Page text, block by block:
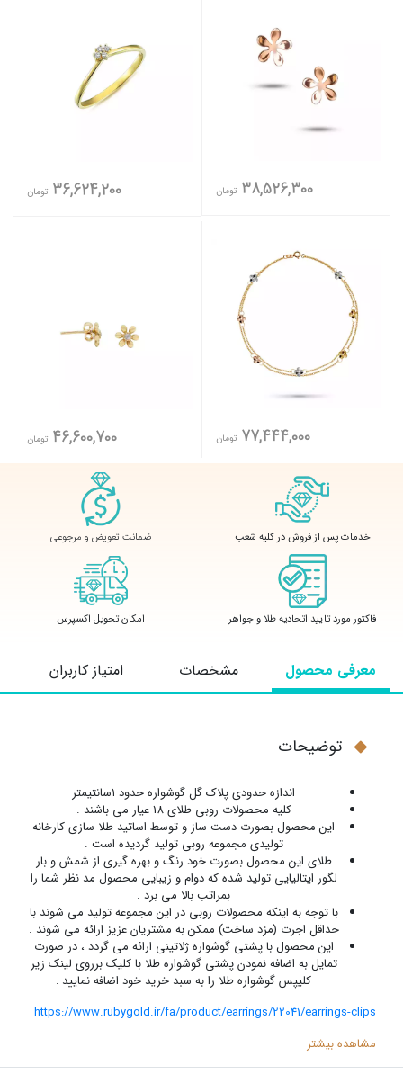
38,526,300 تومان 36,624,200 تومان
77,444,000 تومان 46,600,700 تومان
خدمات پس از فروش در کلیه شعب ضمانت تعویض و مرجوعی
فاکتور مورد تایید اتحادیه طلا و جواهر امکان تحویل اکسپرس
معرفی محصول مشخصات امتیاز کاربران
توضیحات
اندازه حدودی پلاک گل گوشواره حدود ۱سانتیمتر
کلیه محصولات روبی طلای 18 عیار می باشند .
این محصول بصورت دست ساز و توسط اساتید طلا سازی کارخانه
تولیدی مجموعه روبی تولید گردیده است .
طلای این محصول بصورت خود رنگ و بهره گیری از شمش و بار
لگور ایتالیایی تولید شده که دوام و زیبایی محصول مد نظر شما را
بمراتب بالا می برد .
با توجه به اینکه محصولات روبی در این مجموعه تولید می شوند با
حداقل اجرت (مزد ساخت) ممکن به مشتریان عزیز ارائه می شوند .
این محصول با پشتی گوشواره ژلاتینی ارائه می گردد ، در صورت
تمایل به اضافه نمودن پشتی گوشواره طلا با کلیک برروی لینک زیر
کلیپس گوشواره طلا را به سبد خرید خود اضافه نمایید :
https://www.rubygold.ir/fa/product/earrings/22041/earrings-clips
مشاهده بیشتر